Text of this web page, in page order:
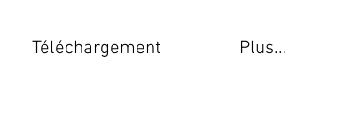
Téléchargement Plus...